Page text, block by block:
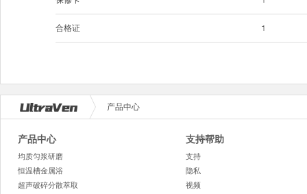
合格证 1
产品中心
产品中心
均质匀浆研磨
恒温槽金属浴
超声破碎分散萃取
支持帮助
支持
隐私
视频